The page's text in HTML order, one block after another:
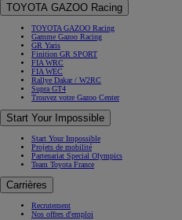
TOYOTA GAZOO Racing
TOYOTA GAZOO Racing
Gamme Gazoo Racing
GR Yaris
Finition GR SPORT
FIA WRC
FIA WEC
Rallye Dakar / W2RC
Supra GT4
Trouvez votre Gazoo Center
Start Your Impossible
Start Your Impossible
Projets de mobilité
Partenariat Special Olympics
Team Toyota France
Carrières
Recrutement
Nos offres d'emploi